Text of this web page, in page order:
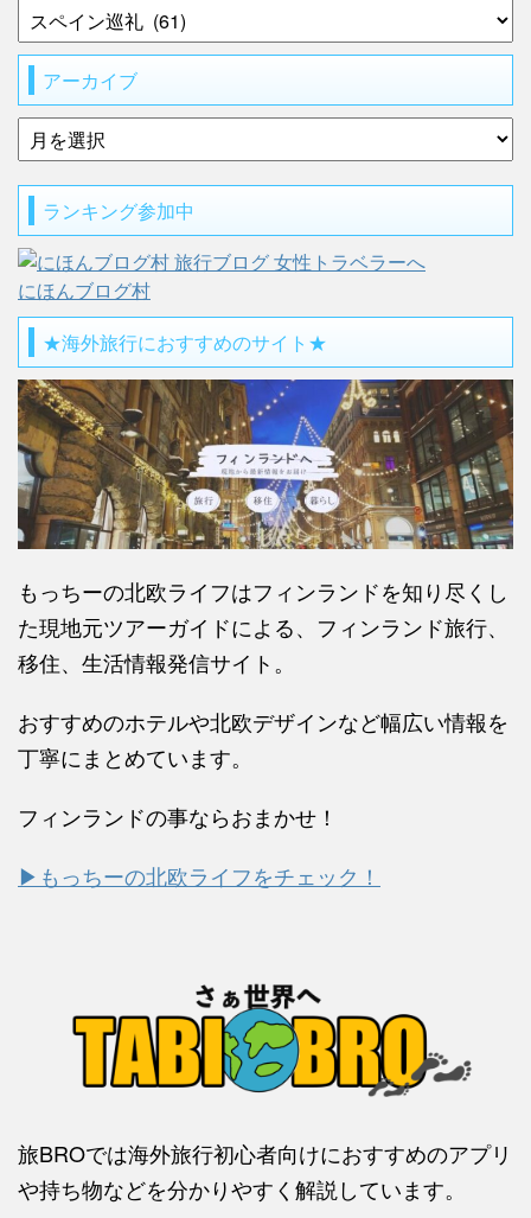
アーカイブ
ランキング参加中
にほんブログ村
★海外旅行におすすめのサイト★
もっちーの北欧ライフはフィンランドを知り尽くし
た現地元ツアーガイドによる、フィンランド旅行、
移住、生活情報発信サイト。
おすすめのホテルや北欧デザインなど幅広い情報を
丁寧にまとめています。
フィンランドの事ならおまかせ！
▶もっちーの北欧ライフをチェック！
旅BROでは海外旅行初心者向けにおすすめのアプリ
や持ち物などを分かりやすく解説しています。